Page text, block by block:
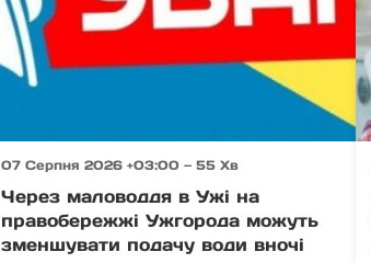
07 Серпня 2026 +03:00 — 55 Хв
Через маловоддя в Ужі на
правобережжі Ужгорода можуть
зменшувати подачу води вночі